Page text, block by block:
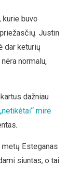
kurie buvo
Justin
dar keturių
normalu,
dažniau
„netikėtai“ mirė
metų Esteganas
siuntas, o tai